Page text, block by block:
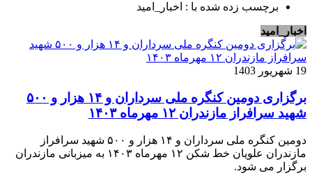
برچسب زده شده با : اخبار_امید
اخبار_امید
19 شهریور 1403
برگزاری دومین کنگره ملی سرداران و ۱۴ هزار و ۵۰۰
شهید سرافراز مازندران ۱۲ مهرماه ۱۴۰۳
دومین کنگره ملی سرداران و ۱۴ هزار و ۵۰۰ شهید سرافراز
مازندران علویان خط شکن ۱۲ مهرماه ۱۴۰۳ به میزبانی مازندران
برگزار می شود.